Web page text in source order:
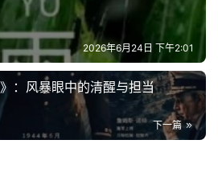
2026年6月24日 下午2:01
：风暴眼中的清醒与担当
下一篇